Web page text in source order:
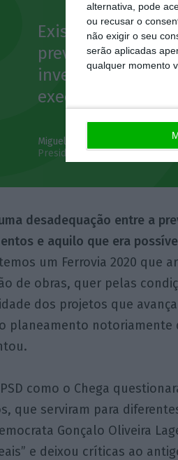
alternativa, pode
ou recusar o
não exigir o seu
serão aplicadas
qualquer momento
Existiu uma
previsão da data
investimentos e
executar.
Miguel Cruz
Presidente da Infraestruturas
desadequação entre a
e aquilo que era
um Ferrovia 2020 que
de obras, quer pelas
dos projetos que
planeamento notoriamente
como o Chega
que serviram para
Gonçalo Oliveira
e deixou críticas ao